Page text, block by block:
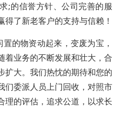
;的信誉方针、公司完善的服
了新老客户的支持与信赖！
的物资动起来，变废为宝，
着业务的不断发展和壮大，合
扩大。我们热忱的期待和您的
们委派人员上门回收，对照市
理的评估，追求公道，以求长